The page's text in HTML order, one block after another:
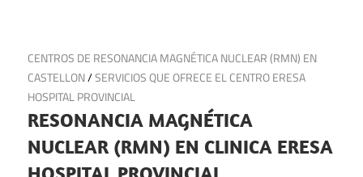
de
urgencias
en
España
9 de octubre de 2024
CENTROS DE RESONANCIA MAGNÉTICA NUCLEAR (RMN) EN
CASTELLON/SERVICIOS QUE OFRECE EL CENTRO ERESA
HOSPITAL PROVINCIAL
RESONANCIA MAGNÉTICA
NUCLEAR (RMN) EN CLINICA ERESA